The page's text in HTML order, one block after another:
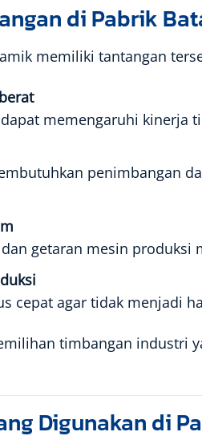
di Pabrik
memiliki tantangan
memengaruhi kinerja
penimbangan
getaran mesin
cepat agar tidak menjadi
timbangan industri
Digunakan di